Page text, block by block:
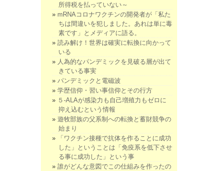
所得税を払っていない～
mRNAコロナワクチンの開発者が「私た
ちは間違いを犯しました。あれは単に毒
素です」とメディアに語る。
読み解け！世界は確実に転換に向かって
いる
人為的なパンデミックを見破る層が出て
きている事実
パンデミックと電磁波
学歴信仰・習い事信仰とその行方
５-ALAが感染力も自己増殖力もゼロに
抑え込むという情報
遊牧部族の父系制への転換と蓄財競争の
始まり
「ワクチン接種で抗体を作ることに成功
した」ということは「免疫系を低下させ
る事に成功した」という事
誰がどんな意図でこの仕組みを作ったの